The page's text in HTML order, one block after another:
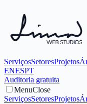
ServiçosSetoresProjetos
ENESPT
Auditoria gratuita
MenuClose
ServiçosSetoresProjetos